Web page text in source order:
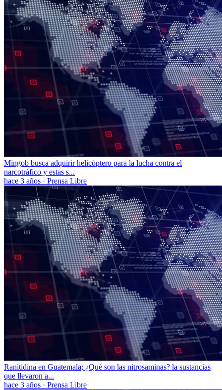
Mingob busca adquirir helicóptero para la lucha contra el
narcotráfico y estas s...
hace 3 años · Prensa Libre
Ranitidina en Guatemala; ¿Qué son las nitrosaminas? la sustancias
que llevaron a...
hace 3 años · Prensa Libre